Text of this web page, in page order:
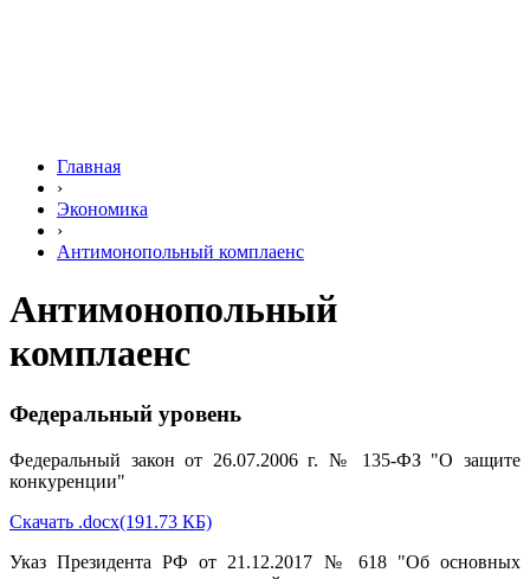
Главная
›
Экономика
›
Антимонопольный комплаенс
Антимонопольный
комплаенс
Федеральный уровень
Федеральный закон от 26.07.2006 г. № 135-ФЗ "О защите
конкуренции"
Скачать .docx(191.73 КБ)
Указ Президента РФ от 21.12.2017 № 618 "Об основных